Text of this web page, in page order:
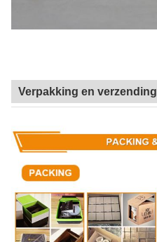
Verpakking en verzending